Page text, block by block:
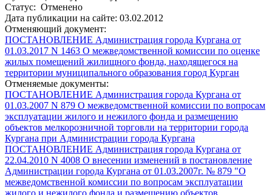
Статус: Отменено
Дата публикации на сайте: 03.02.2012
Отменяющий документ:
ПОСТАНОВЛЕНИЕ Администрация города Кургана от
01.03.2017 N 1463 О межведомственной комиссии по оценке
жилых помещений жилищного фонда, находящегося на
территории муниципального образования город Курган
Отменяемые документы:
ПОСТАНОВЛЕНИЕ Администрация города Кургана от
01.03.2007 N 879 О межведомственной комиссии по вопросам
эксплуатации жилого и нежилого фонда и размещению
объектов мелкорозничной торговли на территории города
Кургана при Администрации города Кургана
ПОСТАНОВЛЕНИЕ Администрация города Кургана от
22.04.2010 N 4008 О внесении изменений в постановление
Администрации города Кургана от 01.03.2007г. № 879 "О
межведомственной комиссии по вопросам эксплуатации
жилого и нежилого фонда и размещению объектов